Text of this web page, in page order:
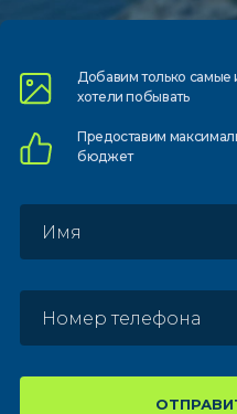
Добавим только самые
хотели побывать
Предоставим
бюджет